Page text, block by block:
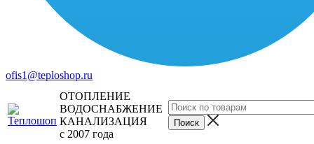
ofis1@teploshop.ru
ОТОПЛЕНИЕ
ВОДОСНАБЖЕНИЕ
КАНАЛИЗАЦИЯ
с 2007 года